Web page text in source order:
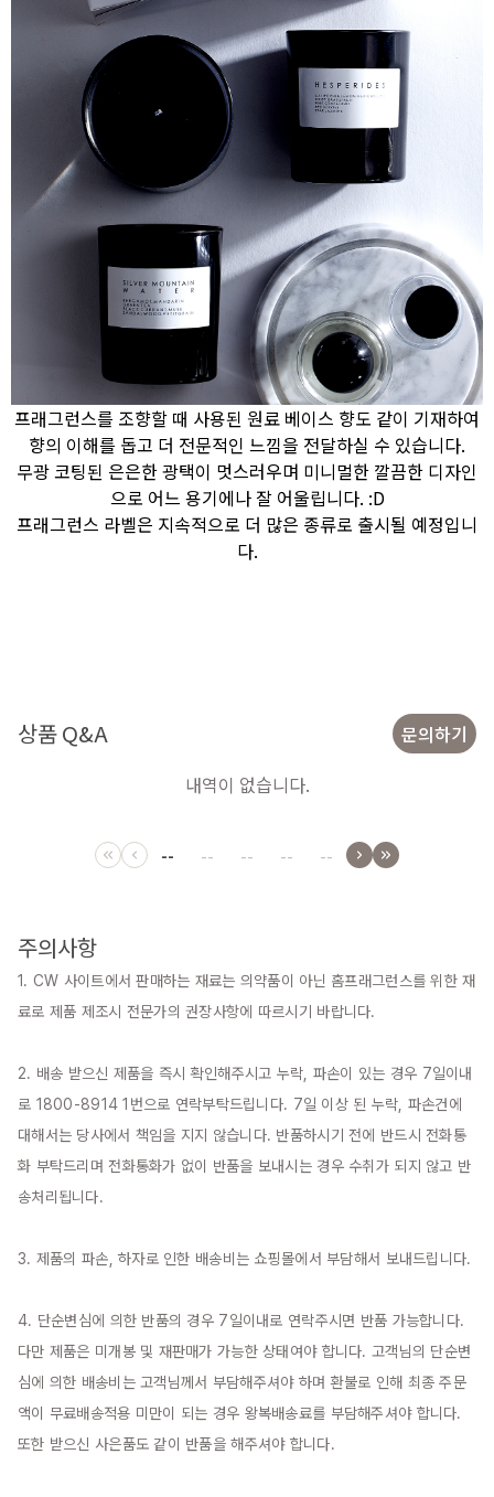
프래그런스를 조향할 때 사용된 원료 베이스 향도 같이 기재하여
향의 이해를 돕고 더 전문적인 느낌을 전달하실 수 있습니다.
무광 코팅된 은은한 광택이 멋스러우며 미니멀한 깔끔한 디자인
으로 어느 용기에나 잘 어울립니다. :D
프래그런스 라벨은 지속적으로 더 많은 종류로 출시될 예정입니
다.
상품 Q&A
문의하기
내역이 없습니다.
-- -- -- -- --
주의사항
1. CW 사이트에서 판매하는 재료는 의약품이 아닌 홈프래그런스를 위한 재
료로 제품 제조시 전문가의 권장사항에 따르시기 바랍니다.
2. 배송 받으신 제품을 즉시 확인해주시고 누락, 파손이 있는 경우 7일이내
로 1800-8914 1번으로 연락부탁드립니다. 7일 이상 된 누락, 파손건에
대해서는 당사에서 책임을 지지 않습니다. 반품하시기 전에 반드시 전화통
화 부탁드리며 전화통화가 없이 반품을 보내시는 경우 수취가 되지 않고 반
송처리됩니다.
3. 제품의 파손, 하자로 인한 배송비는 쇼핑몰에서 부담해서 보내드립니다.
4. 단순변심에 의한 반품의 경우 7일이내로 연락주시면 반품 가능합니다.
다만 제품은 미개봉 및 재판매가 가능한 상태여야 합니다. 고객님의 단순변
심에 의한 배송비는 고객님께서 부담해주셔야 하며 환불로 인해 최종 주문
액이 무료배송적용 미만이 되는 경우 왕복배송료를 부담해주셔야 합니다.
또한 받으신 사은품도 같이 반품을 해주셔야 합니다.